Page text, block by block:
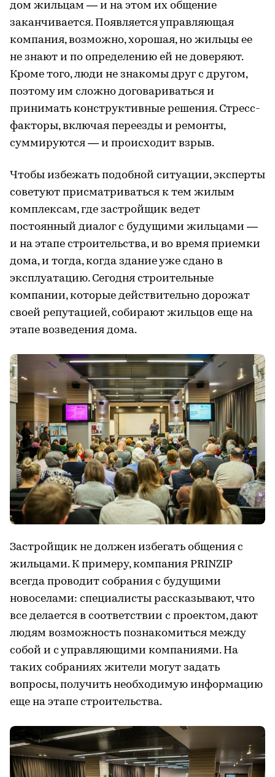
дом жильцам — и на этом их общение
заканчивается. Появляется управляющая
компания, возможно, хорошая, но жильцы ее
не знают и по определению ей не доверяют.
Кроме того, люди не знакомы друг с другом,
поэтому им сложно договариваться и
принимать конструктивные решения. Стресс-
факторы, включая переезды и ремонты,
суммируются — и происходит взрыв.
Чтобы избежать подобной ситуации, эксперты
советуют присматриваться к тем жилым
комплексам, где застройщик ведет
постоянный диалог с будущими жильцами —
и на этапе строительства, и во время приемки
дома, и тогда, когда здание уже сдано в
эксплуатацию. Сегодня строительные
компании, которые действительно дорожат
своей репутацией, собирают жильцов еще на
этапе возведения дома.
Застройщик не должен избегать общения с
жильцами. К примеру, компания PRINZIP
всегда проводит собрания с будущими
новоселами: специалисты рассказывают, что
все делается в соответствии с проектом, дают
людям возможность познакомиться между
собой и с управляющими компаниями. На
таких собраниях жители могут задать
вопросы, получить необходимую информацию
еще на этапе строительства.